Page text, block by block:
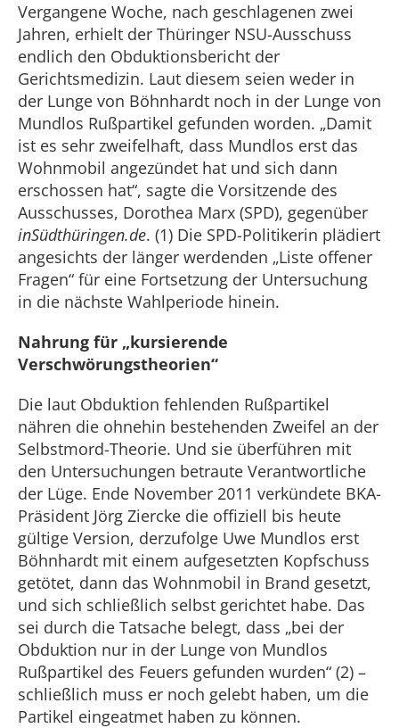
Vergangene Woche, nach geschlagenen zwei
Jahren, erhielt der Thüringer NSU-Ausschuss
endlich den Obduktionsbericht der
Gerichtsmedizin. Laut diesem seien weder in
der Lunge von Böhnhardt noch in der Lunge von
Mundlos Rußpartikel gefunden worden. „Damit
ist es sehr zweifelhaft, dass Mundlos erst das
Wohnmobil angezündet hat und sich dann
erschossen hat“, sagte die Vorsitzende des
Ausschusses, Dorothea Marx (SPD), gegenüber
inSüdthüringen.de. (1) Die SPD-Politikerin plädiert
angesichts der länger werdenden „Liste offener
Fragen“ für eine Fortsetzung der Untersuchung
in die nächste Wahlperiode hinein.
Nahrung für „kursierende
Verschwörungstheorien“
Die laut Obduktion fehlenden Rußpartikel
nähren die ohnehin bestehenden Zweifel an der
Selbstmord-Theorie. Und sie überführen mit
den Untersuchungen betraute Verantwortliche
der Lüge. Ende November 2011 verkündete BKA-
Präsident Jörg Ziercke die offiziell bis heute
gültige Version, derzufolge Uwe Mundlos erst
Böhnhardt mit einem aufgesetzten Kopfschuss
getötet, dann das Wohnmobil in Brand gesetzt,
und sich schließlich selbst gerichtet habe. Das
sei durch die Tatsache belegt, dass „bei der
Obduktion nur in der Lunge von Mundlos
Rußpartikel des Feuers gefunden wurden“ (2) –
schließlich muss er noch gelebt haben, um die
Partikel eingeatmet haben zu können.